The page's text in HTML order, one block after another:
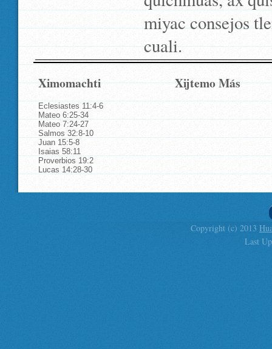
miyac consejos
cuali.
Ximomachti Xijtemo Más
Eclesiastes 11:4-6
Mateo 6:25-34
Mateo 7:24-27
Salmos 32:8-10
Juan 15:5-8
Isaias 58:11
Proverbios 19:2
Lucas 14:28-30
Copyright (c) 2013
Last